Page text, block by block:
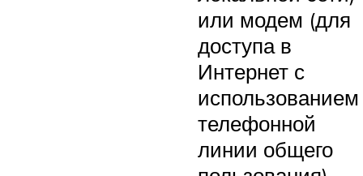
или модем (для
доступа в
Интернет с
использованием
телефонной
линии общего